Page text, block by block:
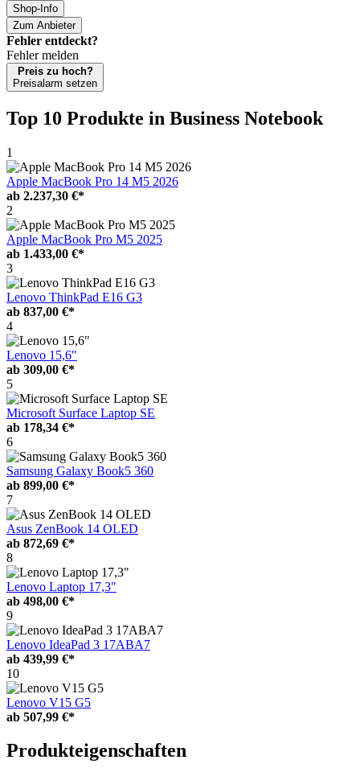
Shop-Info
Zum Anbieter
Fehler entdeckt?
Fehler melden
Preis zu hoch?
Preisalarm setzen
Top 10 Produkte in Business Notebook
1
Apple MacBook Pro 14 M5 2026
ab 2.237,30 €*
2
Apple MacBook Pro M5 2025
ab 1.433,00 €*
3
Lenovo ThinkPad E16 G3
ab 837,00 €*
4
Lenovo 15,6"
ab 309,00 €*
5
Microsoft Surface Laptop SE
ab 178,34 €*
6
Samsung Galaxy Book5 360
ab 899,00 €*
7
Asus ZenBook 14 OLED
ab 872,69 €*
8
Lenovo Laptop 17,3"
ab 498,00 €*
9
Lenovo IdeaPad 3 17ABA7
ab 439,99 €*
10
Lenovo V15 G5
ab 507,99 €*
Produkteigenschaften